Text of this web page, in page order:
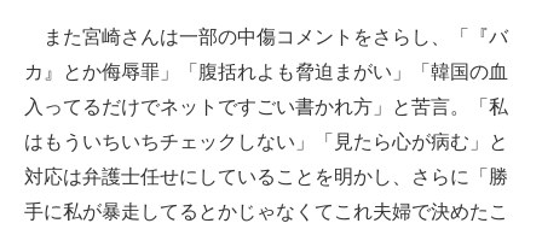
また宮崎さんは一部の中傷コメントをさらし、「『バ
カ』とか侮辱罪」「腹括れよも脅迫まがい」「韓国の血
入ってるだけでネットですごい書かれ方」と苦言。「私
はもういちいちチェックしない」「見たら心が病む」と
対応は弁護士任せにしていることを明かし、さらに「勝
手に私が暴走してるとかじゃなくてこれ夫婦で決めたこ